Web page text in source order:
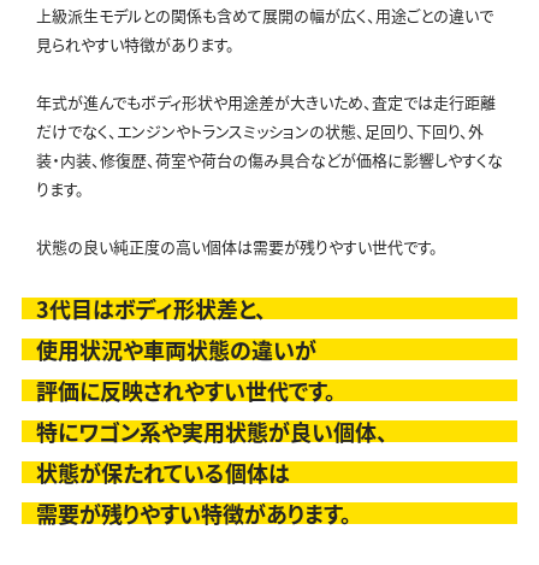
上級派生モデルとの関係も含めて展開の幅が広く、用途ごとの違いで
見られやすい特徴があります。
年式が進んでもボディ形状や用途差が大きいため、査定では走行距離
だけでなく、エンジンやトランスミッションの状態、足回り、下回り、外
装・内装、修復歴、荷室や荷台の傷み具合などが価格に影響しやすくな
ります。
状態の良い純正度の高い個体は需要が残りやすい世代です。
3代目はボディ形状差と、
使用状況や車両状態の違いが
評価に反映されやすい世代です。
特にワゴン系や実用状態が良い個体、
状態が保たれている個体は
需要が残りやすい特徴があります。